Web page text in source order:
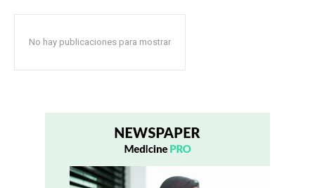
No hay publicaciones para mostrar